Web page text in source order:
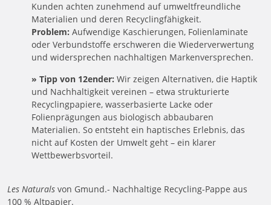
Kunden achten zunehmend auf umweltfreundliche
Materialien und deren Recyclingfähigkeit.
Problem: Aufwendige Kaschierungen, Folienlaminate
oder Verbundstoffe erschweren die Wiederverwertung
und widersprechen nachhaltigen Markenversprechen.
» Tipp von 12ender: Wir zeigen Alternativen, die Haptik
und Nachhaltigkeit vereinen – etwa strukturierte
Recyclingpapiere, wasserbasierte Lacke oder
Folienprägungen aus biologisch abbaubaren
Materialien. So entsteht ein haptisches Erlebnis, das
nicht auf Kosten der Umwelt geht – ein klarer
Wettbewerbsvorteil.
Les Naturals von Gmund.- Nachhaltige Recycling-Pappe aus
100 % Altpapier.